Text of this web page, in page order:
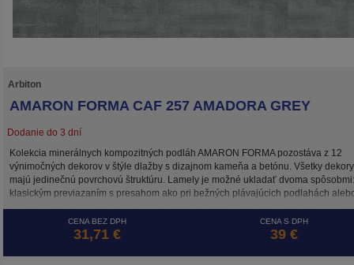
Arbiton
AMARON FORMA CAF 257 AMADORA GREY
Dodanie do 3 dní
Kolekcia minerálnych kompozitných podláh AMARON FORMA pozostáva z 12
výnimočných dekorov v štýle dlažby s dizajnom kameňa a betónu. Všetky dekory
majú jedinečnú povrchovú štruktúru. Lamely je možné ukladať dvoma spôsobmi:
klasickým previazaním s presahom ako pri bežných plávajúcich podlahách
smeroch umožňuje systém 5G CROSS, ktorý zaisťuje stabilitu spojov takto
položenej plávajúcej podlahy. Podlaha AMARON FORMA je, rovnako ako
HD Mineral Core a je ideálna na podlahové vykurovanie.
CENA BEZ DPH
31,71 €
CENA S DPH
39 €